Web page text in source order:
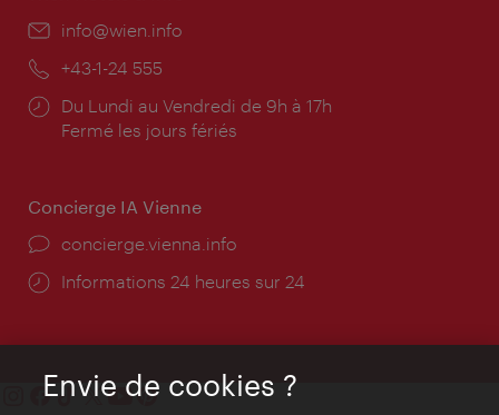
E-
info@wien.info
Téléphone:
+43-1-24 555
Horaires
d'ouverture:
Du Lundi au Vendredi de 9h à 17h
Fermé les jours fériés
Concierge IA Vienne
Ort:
concierge.vienna.info
Öffnungszeiten:
Informations 24 heures sur 24
Envie de cookies ?